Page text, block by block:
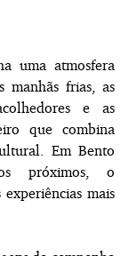
uma atmosfera
manhãs frias, as
e as
que combina
Em Bento
próximos, o
mais